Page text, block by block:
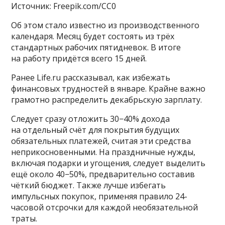
Источник: Freepik.com/CC0
Об этом стало известно из производственного
календаря. Месяц будет состоять из трёх
стандартных рабочих пятидневок. В итоге
на работу придётся всего 15 дней.
Ранее Life.ru рассказывал, как избежать
финансовых трудностей в январе. Крайне важно
грамотно распределить декабрьскую зарплату.
Следует сразу отложить 30−40% дохода
на отдельный счёт для покрытия будущих
обязательных платежей, считая эти средства
неприкосновенными. На праздничные нужды,
включая подарки и угощения, следует выделить
ещё около 40−50%, предварительно составив
чёткий бюджет. Также лучше избегать
импульсных покупок, применяя правило 24-
часовой отсрочки для каждой необязательной
траты.